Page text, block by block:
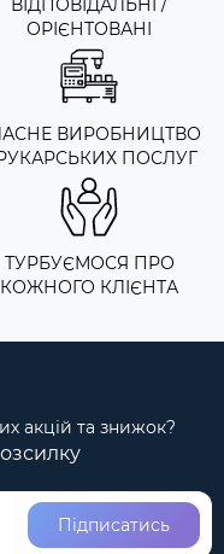
ВІДПОВІДАЛЬНІ /
ОРІЄНТОВАНІ
ВИРОБНИЦТВО
ПОСЛУГ
ТУРБУЄМОСЯ ПРО
КОЖНОГО КЛІЄНТА
акцій та знижок?
Підписатись